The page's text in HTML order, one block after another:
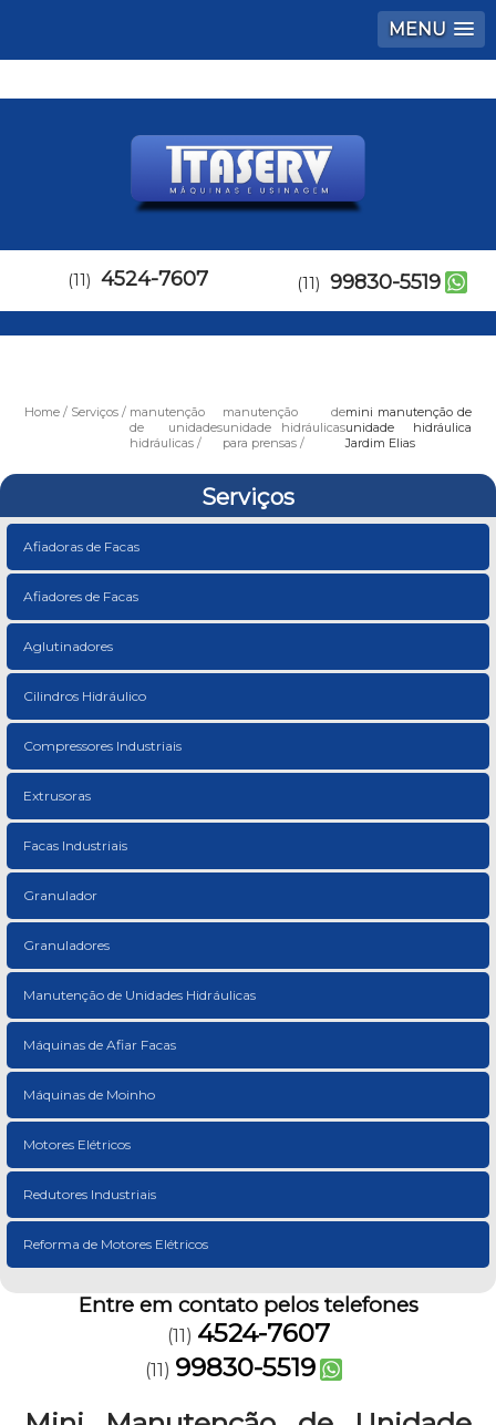
MENU
(11) 4524-7607 (11) 99830-5519
Home Serviços
manutenção
de unidades
hidráulicas
manutenção de
unidade hidráulicas
para prensas
mini manutenção de
unidade hidráulica
Jardim Elias
Serviços
Afiadoras de Facas
Afiadores de Facas
Aglutinadores
Cilindros Hidráulico
Compressores Industriais
Extrusoras
Facas Industriais
Granulador
Granuladores
Manutenção de Unidades Hidráulicas
Máquinas de Afiar Facas
Máquinas de Moinho
Motores Elétricos
Redutores Industriais
Reforma de Motores Elétricos
Entre em contato pelos telefones
(11) 4524-7607
(11) 99830-5519